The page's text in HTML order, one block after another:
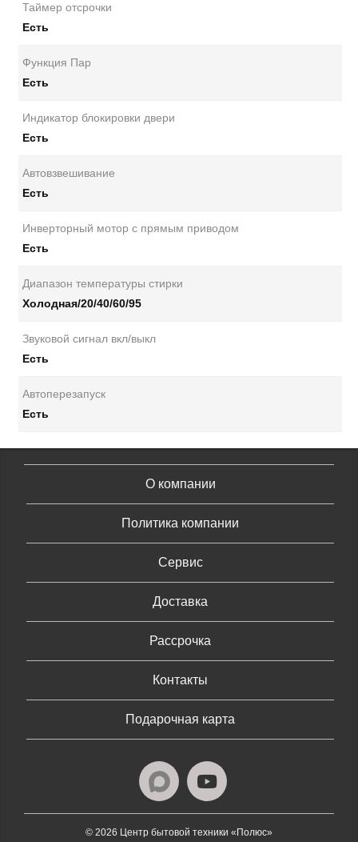
Таймер отсрочки
Есть
Функция Пар
Есть
Индикатор блокировки двери
Есть
Автовзвешивание
Есть
Инверторный мотор с прямым приводом
Есть
Диапазон температуры стирки
Холодная/20/40/60/95
Звуковой сигнал вкл/выкл
Есть
Автоперезапуск
Есть
О компании
Политика компании
Сервис
Доставка
Рассрочка
Контакты
Подарочная карта
© 2026 Центр бытовой техники «Полюс»